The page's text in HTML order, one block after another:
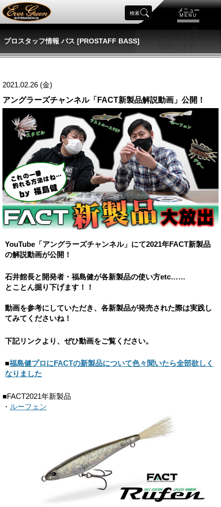
メニュー
MENU
検索
プロスタッフ情報 バス [PROSTAFF BASS]
2021.02.26 (金)
アングラーズチャンネル「FACT新製品解説動画」公開！
YouTube「アングラーズチャンネル」にて2021年FACT新製品
の解説動画が公開！
石井館長と開発者・福島健が各新製品の使い方etc……
とことん掘り下げます！！
動画を参考にしていただき、各新製品が発売された際は実践し
てみてくださいね！
下記リンクより、ぜひ動画をご覧ください。
■福島健プロにFACTの新製品について色々聞いたら全部欲しく
なりました
■FACT2021年新製品
・ ルーフェン